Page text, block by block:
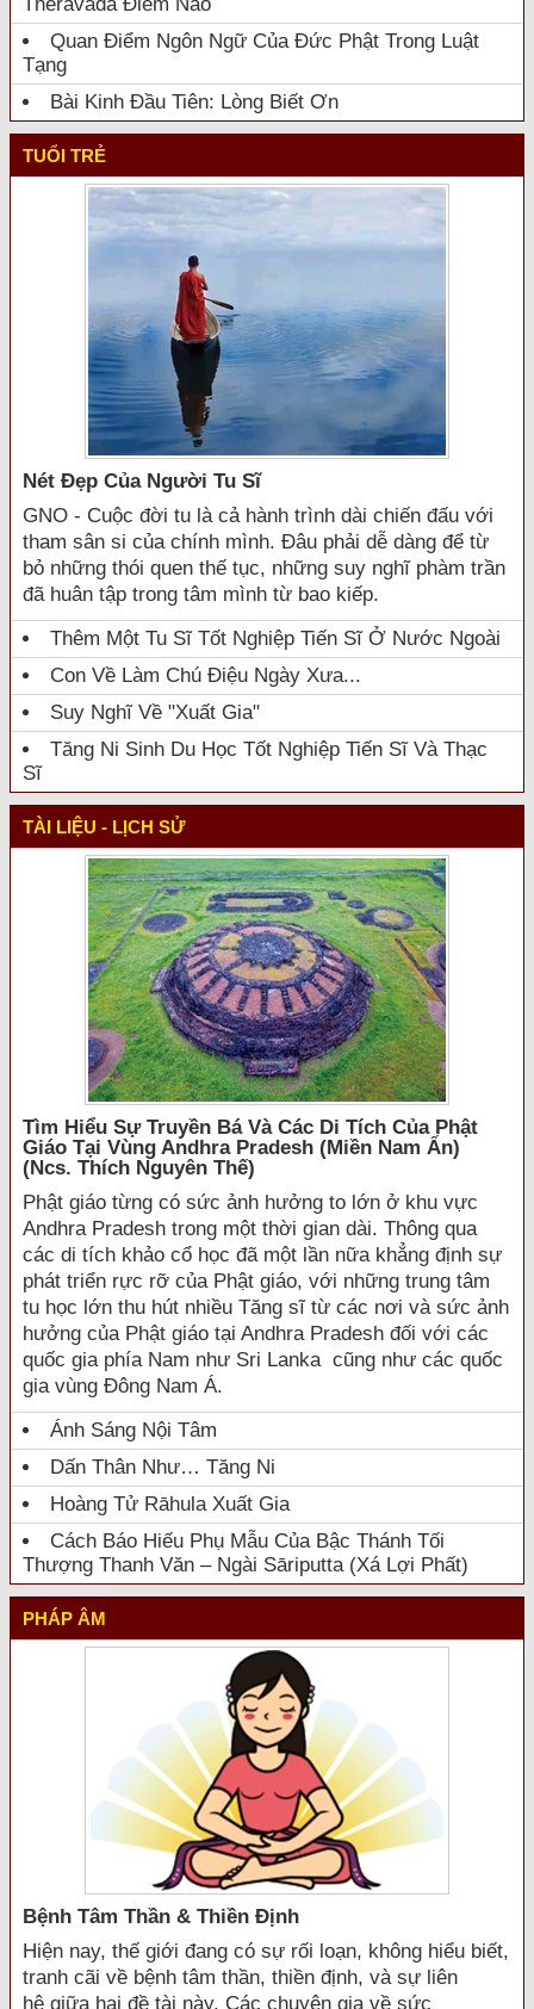
Quan Điểm Ngôn Ngữ Của Đức Phật Trong Luật
Tạng
Bài Kinh Đầu Tiên: Lòng Biết Ơn
TUỔI TRẺ
Nét Đẹp Của Người Tu Sĩ
GNO - Cuộc đời tu là cả hành trình dài chiến đấu với
tham sân si của chính mình. Đâu phải dễ dàng để từ
bỏ những thói quen thế tục, những suy nghĩ phàm trần
đã huân tập trong tâm mình từ bao kiếp.
Thêm Một Tu Sĩ Tốt Nghiệp Tiến Sĩ Ở Nước Ngoài
Con Về Làm Chú Điệu Ngày Xưa...
Suy Nghĩ Về "xuất Gia"
Tăng Ni Sinh Du Học Tốt Nghiệp Tiến Sĩ Và Thạc
Sĩ
TÀI LIỆU - LỊCH SỬ
Tìm Hiểu Sự Truyền Bá Và Các Di Tích Của Phật
Giáo Tại Vùng Andhra Pradesh (miền Nam Ấn)
(ncs. Thích Nguyên Thế)
Phật giáo từng có sức ảnh hưởng to lớn ở khu vực
Andhra Pradesh trong một thời gian dài. Thông qua
các di tích khảo cổ học đã một lần nữa khẳng định sự
phát triển rực rỡ của Phật giáo, với những trung tâm
tu học lớn thu hút nhiều Tăng sĩ từ các nơi và sức ảnh
hưởng của Phật giáo tại Andhra Pradesh đối với các
quốc gia phía Nam như Sri Lanka cũng như các quốc
gia vùng Đông Nam Á.
Ánh Sáng Nội Tâm
Dấn Thân Như… Tăng Ni
Hoàng Tử Rāhula Xuất Gia
Cách Báo Hiếu Phụ Mẫu Của Bậc Thánh Tối
Thượng Thanh Văn – Ngài Sāriputta (Xá Lợi Phất)
PHÁP ÂM
Bệnh Tâm Thần & Thiền Định
Hiện nay, thế giới đang có sự rối loạn, không hiểu biết,
tranh cãi về bệnh tâm thần, thiền định, và sự liên
hệ giữa hai đề tài này. Các chuyên gia về sức